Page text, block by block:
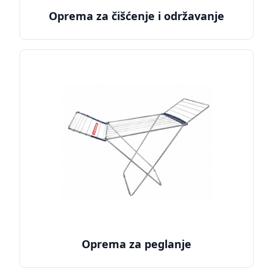
Oprema za čišćenje i održavanje
Oprema za peglanje